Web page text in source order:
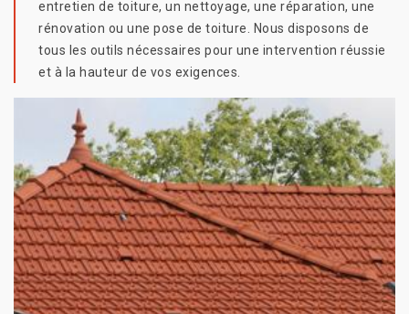
entretien de toiture, un nettoyage, une réparation, une
rénovation ou une pose de toiture. Nous disposons de
tous les outils nécessaires pour une intervention réussie
et à la hauteur de vos exigences.